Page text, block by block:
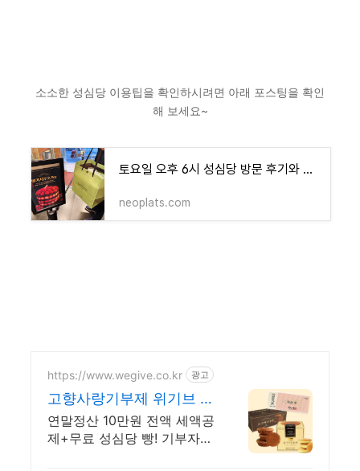
소소한 성심당 이용팁을 확인하시려면 아래 포스팅을 확인
해 보세요~
토요일 오후 6시 성심당 방문 후기와 소소한 이용팁
neoplats.com
https://www.wegive.co.kr 광고
고향사랑기부제 위기브 집
앞으로 배송되는 성심당
연말정산 10만원 전액 세액공
제+무료 성심당 빵! 기부자